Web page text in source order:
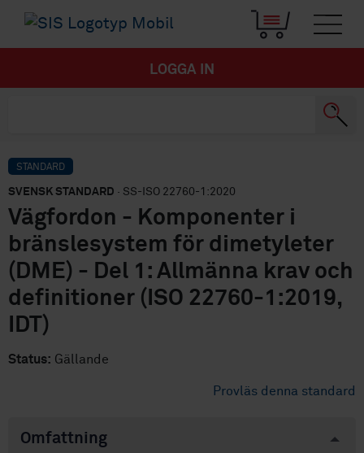
LOGGA IN
STANDARD
SVENSK STANDARD · SS-ISO 22760-1:2020
Vägfordon - Komponenter i
bränslesystem för dimetyleter
(DME) - Del 1: Allmänna krav och
definitioner (ISO 22760-1:2019,
IDT)
Status: Gällande
Provläs denna standard
Omfattning